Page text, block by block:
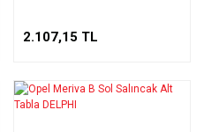
2.107,15 TL